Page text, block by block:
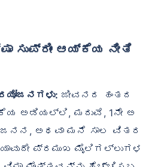
ಜೀವನದ ಹಂತದ
ಅಡಿಯಲ್ಲಿ, ಮದುವೆ, 1ನೇ ಅ
ಜನನ, ಅಥವಾ ಮನೆ ಸಾಲ ವಿತರ
ಪ್ರಮುಖ ಮೈಲಿಗಲ್ಲುಗಳ